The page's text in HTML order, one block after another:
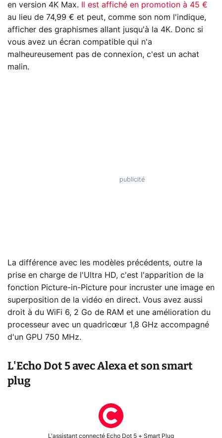
en version 4K Max.
Il est affiché en promotion à 45 €
au lieu de 74,99 € et peut, comme son nom l'indique,
afficher des graphismes allant jusqu'à la 4K. Donc si
vous avez un écran compatible qui n'a
malheureusement pas de connexion, c'est un achat
malin.
La différence avec les modèles précédents, outre la
prise en charge de l'Ultra HD, c'est l'apparition de la
fonction Picture-in-Picture pour incruster une image en
superposition de la vidéo en direct. Vous avez aussi
droit à du WiFi 6, 2 Go de RAM et une amélioration du
processeur avec un quadricœur 1,8 GHz accompagné
d'un GPU 750 MHz.
L'Echo Dot 5 avec Alexa et son smart
plug
L'assistant connecté Echo Dot 5 + Smart Plug